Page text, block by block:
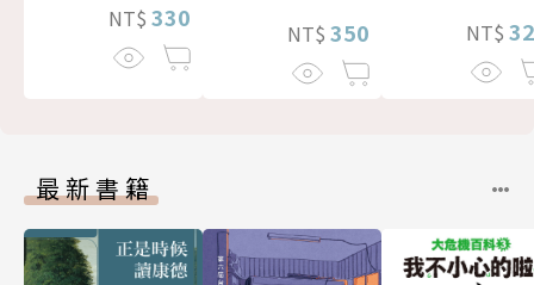
NT$ 330
NT$ 350 NT$
最新書籍